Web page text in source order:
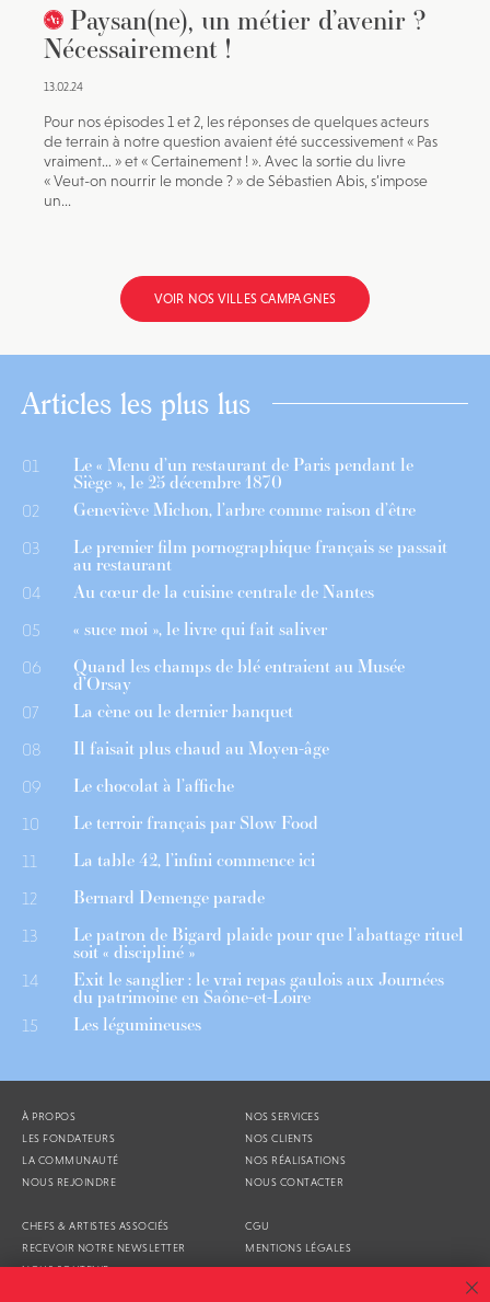
Paysan(ne), un métier d’avenir ?
Nécessairement !
13.02.24
Pour nos épisodes 1 et 2, les réponses de quelques acteurs
de terrain à notre question avaient été successivement « Pas
vraiment… » et « Certainement ! ». Avec la sortie du livre
« Veut-on nourrir le monde ? » de Sébastien Abis, s’impose
un...
VOIR NOS VILLES CAMPAGNES
Articles les plus lus
01 Le « Menu d’un restaurant de Paris pendant le
Siège », le 25 décembre 1870
02 Geneviève Michon, l’arbre comme raison d’être
03 Le premier film pornographique français se passait
au restaurant
04 Au cœur de la cuisine centrale de Nantes
05 « suce moi », le livre qui fait saliver
06 Quand les champs de blé entraient au Musée
d’Orsay
07 La cène ou le dernier banquet
08 Il faisait plus chaud au Moyen-âge
09 Le chocolat à l’affiche
10 Le terroir français par Slow Food
11 La table 42, l’infini commence ici
12 Bernard Demenge parade
13 Le patron de Bigard plaide pour que l’abattage rituel
soit « discipliné »
14 Exit le sanglier : le vrai repas gaulois aux Journées
du patrimoine en Saône-et-Loire
15 Les légumineuses
À PROPOS
LES FONDATEURS
LA COMMUNAUTÉ
NOUS REJOINDRE
NOS SERVICES
NOS CLIENTS
NOS RÉALISATIONS
NOUS CONTACTER
CHEFS & ARTISTES ASSOCIÉS
RECEVOIR NOTRE NEWSLETTER
NOUS SOUTENIR
CGU
MENTIONS LÉGALES